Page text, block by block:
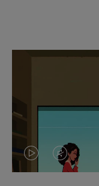
VIDEO
HET